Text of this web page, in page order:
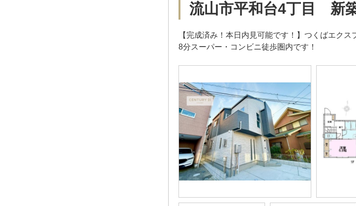
流山市平和台4丁目 新
【完成済み！本日内見可能です！】つくばエク
8分スーパー・コンビニ徒歩圏内です！